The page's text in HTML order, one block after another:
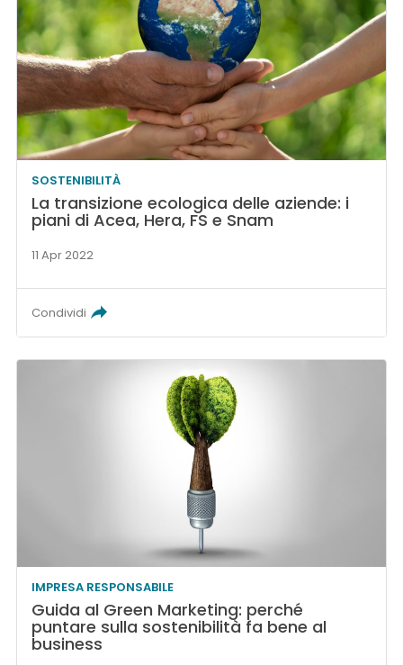
SOSTENIBILITÀ
La transizione ecologica delle aziende: i
piani di Acea, Hera, FS e Snam
11 Apr 2022
Condividi
IMPRESA RESPONSABILE
Guida al Green Marketing: perché
puntare sulla sostenibilità fa bene al
business